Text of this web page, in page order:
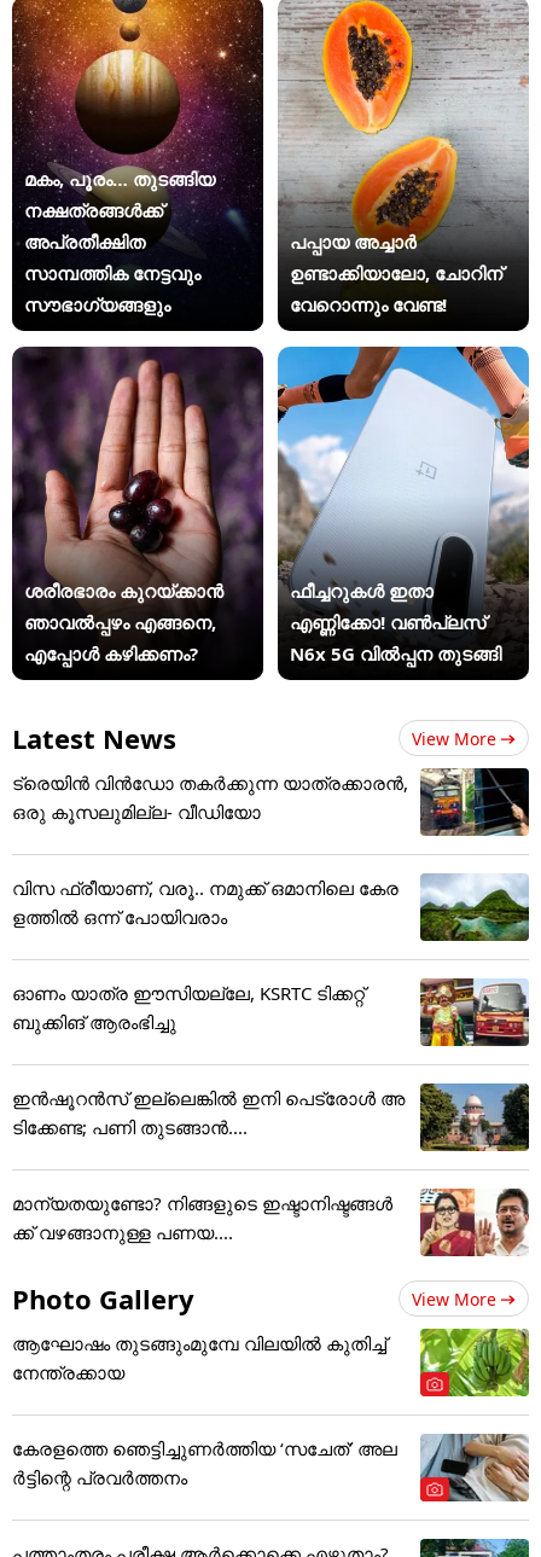
മകം, പൂരം… തുടങ്ങിയ
നക്ഷത്രങ്ങൾക്ക്
അപ്രതീക്ഷിത
സാമ്പത്തിക നേട്ടവും
സൗഭാഗ്യങ്ങളും
പപ്പായ അച്ചാർ
ഉണ്ടാക്കിയാലോ, ചോറിന്
വേറൊന്നും വേണ്ട!
ശരീരഭാരം കുറയ്ക്കാൻ
ഞാവൽപ്പഴം എങ്ങനെ,
എപ്പോൾ കഴിക്കണം?
ഫീച്ചറുകൾ ഇതാ
എണ്ണിക്കോ! വൺപ്ലസ്
N6x 5G വിൽപ്പന തുടങ്ങി
Latest News View More
ട്രെയിൻ വിൻഡോ തകർക്കുന്ന യാത്രക്കാരൻ,
ഒരു കൂസലുമില്ല- വീഡിയോ
വിസ ഫ്രീയാണ്, വരൂ.. നമുക്ക് ഒമാനിലെ കേര
ളത്തിൽ ഒന്ന് പോയിവരാം
ഓണം യാത്ര ഈസിയല്ലേ, KSRTC ടിക്കറ്റ്
ബുക്കിങ് ആരംഭിച്ചു
ഇൻഷൂറൻസ് ഇല്ലെങ്കിൽ ഇനി പെട്രോൾ അ
ടിക്കേണ്ട; പണി തുടങ്ങാൻ....
മാന്യതയുണ്ടോ? നിങ്ങളുടെ ഇഷ്ടാനിഷ്ടങ്ങൾ
ക്ക് വഴങ്ങാനുള്ള പണയ....
Photo Gallery View More
ആഘോഷം തുടങ്ങുംമുമ്പേ വിലയില്‍ കുതിച്ച്
നേന്ത്രക്കായ
കേരളത്തെ ഞെട്ടിച്ചുണർത്തിയ ‘സചേത്’ അ‌ല
ർട്ടിന്റെ പ്രവർത്തനം